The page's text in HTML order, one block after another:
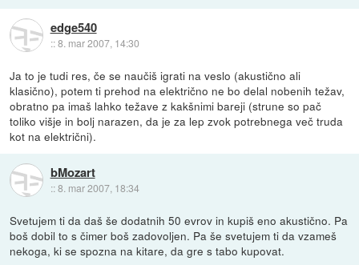
edge540
::8. mar 2007, 14:30
Ja to je tudi res, če se naučiš igrati na veslo (akustično ali
klasično), potem ti prehod na električno ne bo delal nobenih težav,
obratno pa imaš lahko težave z kakšnimi bareji (strune so pač
toliko višje in bolj narazen, da je za lep zvok potrebnega več truda
kot na električni).
bMozart
::8. mar 2007, 18:34
Svetujem ti da daš še dodatnih 50 evrov in kupiš eno akustično. Pa
boš dobil to s čimer boš zadovoljen. Pa še svetujem ti da vzameš
nekoga, ki se spozna na kitare, da gre s tabo kupovat.